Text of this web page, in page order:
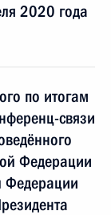
2020 года
по итогам
связи
Федерации
Федерации